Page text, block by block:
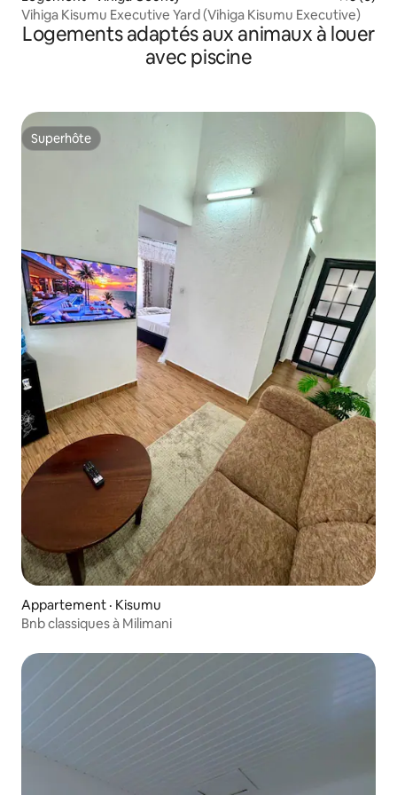
Vihiga Kisumu Executive Yard (Vihiga Kisumu Executive)
Logements adaptés aux animaux à louer
avec piscine
Superhôte
Superhôte
Appartement · Kisumu
Bnb classiques à Milimani